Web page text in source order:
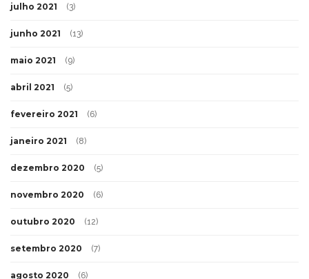
julho 2021 (3)
junho 2021 (13)
maio 2021 (9)
abril 2021 (5)
fevereiro 2021 (6)
janeiro 2021 (8)
dezembro 2020 (5)
novembro 2020 (6)
outubro 2020 (12)
setembro 2020 (7)
agosto 2020 (6)